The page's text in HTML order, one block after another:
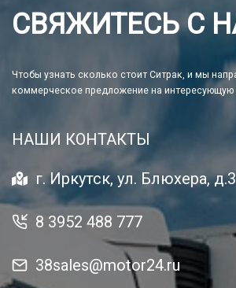
СВЯЖИТЕСЬ С
Чтобы узнать сколько стоит Ситрак, и мы
коммерческое предложение на интересующую
НАШИ КОНТАКТЫ
г. Иркутск, ул. Блюхера,
8 3952 488 777
38sales@motor24.ru